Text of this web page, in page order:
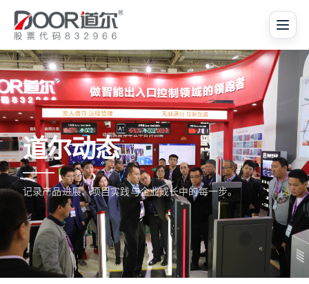
道尔动态
记录产品进展、项目实践与企业成长中的每一步。